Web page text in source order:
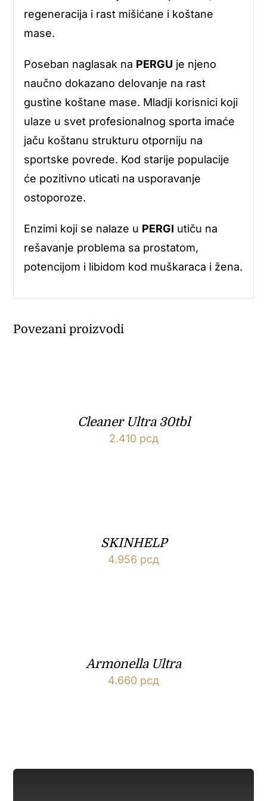
regeneracija i rast mišićane i koštane
mase.
Poseban naglasak na PERGU je njeno
naučno dokazano delovanje na rast
gustine koštane mase. Mladji korisnici koji
ulaze u svet profesionalnog sporta imaće
jaču koštanu strukturu otporniju na
sportske povrede. Kod starije populacije
će pozitivno uticati na usporavanje
ostoporoze.
Enzimi koji se nalaze u PERGI utiču na
rešavanje problema sa prostatom,
potencijom i libidom kod muškaraca i žena.
Povezani proizvodi
Cleaner Ultra 30tbl
2.410 рсд
SKINHELP
4.956 рсд
Armonella Ultra
4.660 рсд